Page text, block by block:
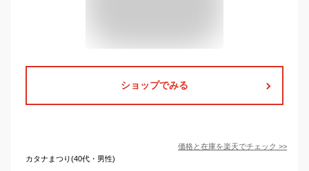
ショップでみる
価格と在庫を楽天でチェック >>
カタナまつり(40代・男性)